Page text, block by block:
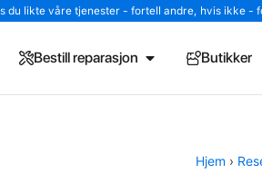
du likte våre tjenester - fortell andre, hvis ikke -
Bestill reparasjon Butikker
Hjem ›